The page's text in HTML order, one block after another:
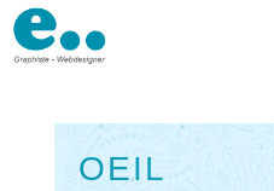
Skip
to
OEIL